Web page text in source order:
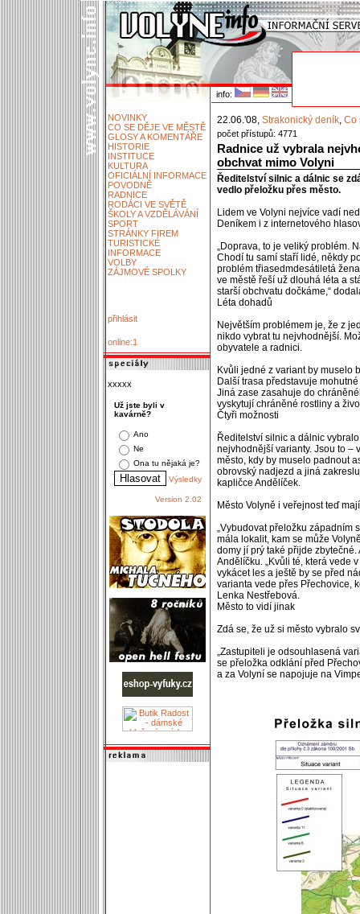
info:
NOVINKY
CO SE DĚJE VE MĚSTĚ
GLOSY A KOMENTÁŘE
HISTORIE
INSTITUCE
KULTURA
OFICIÁLNÍ INFORMACE
POVODNĚ
RADNICE
RODÁCI VE SVĚTĚ
ŠKOLY A VZDĚLÁVÁNÍ
SPORT
STRÁNKY FIREM
TURISTICKÉ
INFORMACE
VOLBY
ZÁJMOVÉ SPOLKY
přihlásit
online:1
xxxxx
Už jste byli v
kavárně?
Ano
Ne
Ona tu nějaká je?
Výsledky
Version 2.02
22.06.'08, Strakonický deník, Co
počet přístupů: 4771
Radnice už vybrala
obchvat mimo Volyni
Ředitelství silnic a dálnic se
vedlo přeložku přes město.
Lidem ve Volyni nejvíce vadí
Deníkem i z internetového
„Doprava, to je veliký problém.
Chodí tu samí staří lidé, někdy
problém třiasedmdesátiletá
ve městě řeší už dlouhá léta a
starší obchvatu dočkáme,“
Léta dohadů
Největším problémem je, že z
nikdo vybrat tu nejvhodnější.
obyvatele a radnici.
Kvůli jedné z variant by muselo
Další trasa představuje
Jiná zase zasahuje do
vyskytují chráněné rostliny a
Čtyři možnosti
Ředitelství silnic a dálnic
nejvhodnější varianty. Jsou to –
město, kdy by muselo padnout
obrovský nadjezd a jiná
kapličce Andělíček.
Město Volyně i veřejnost teď
„Vybudovat přeložku západním
mála lokalit, kam se může
domy jí prý také přijde
Andělíčku. „Kvůli té, která vede
vykácet les a ještě by se před
varianta vede přes Přechovice,
Lenka Nestřebová.
Město to vidí jinak
Zdá se, že už si město vybralo
„Zastupiteli je odsouhlasená
se přeložka odklání před
a za Volyní se napojuje na